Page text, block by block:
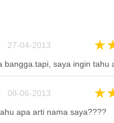
27-04-2013 ★
bangga.tapi, saya ingin tahu
08-06-2013 ★
apa arti nama saya????